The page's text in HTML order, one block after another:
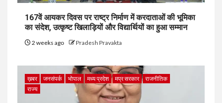
167वें आयकर दिवस पर राष्ट्र निर्माण में करदाताओं की भूमिका
का संदेश, उत्कृष्ट खिलाड़ियों और विद्यार्थियों का हुआ सम्मान
2 weeks ago Pradesh Pravakta
ख़बर जनसंपर्क भोपाल मध्य प्रदेश मप्र सरकार
राजनीतिक
राज्य